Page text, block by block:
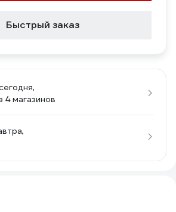
Быстрый заказ
4 магазинов